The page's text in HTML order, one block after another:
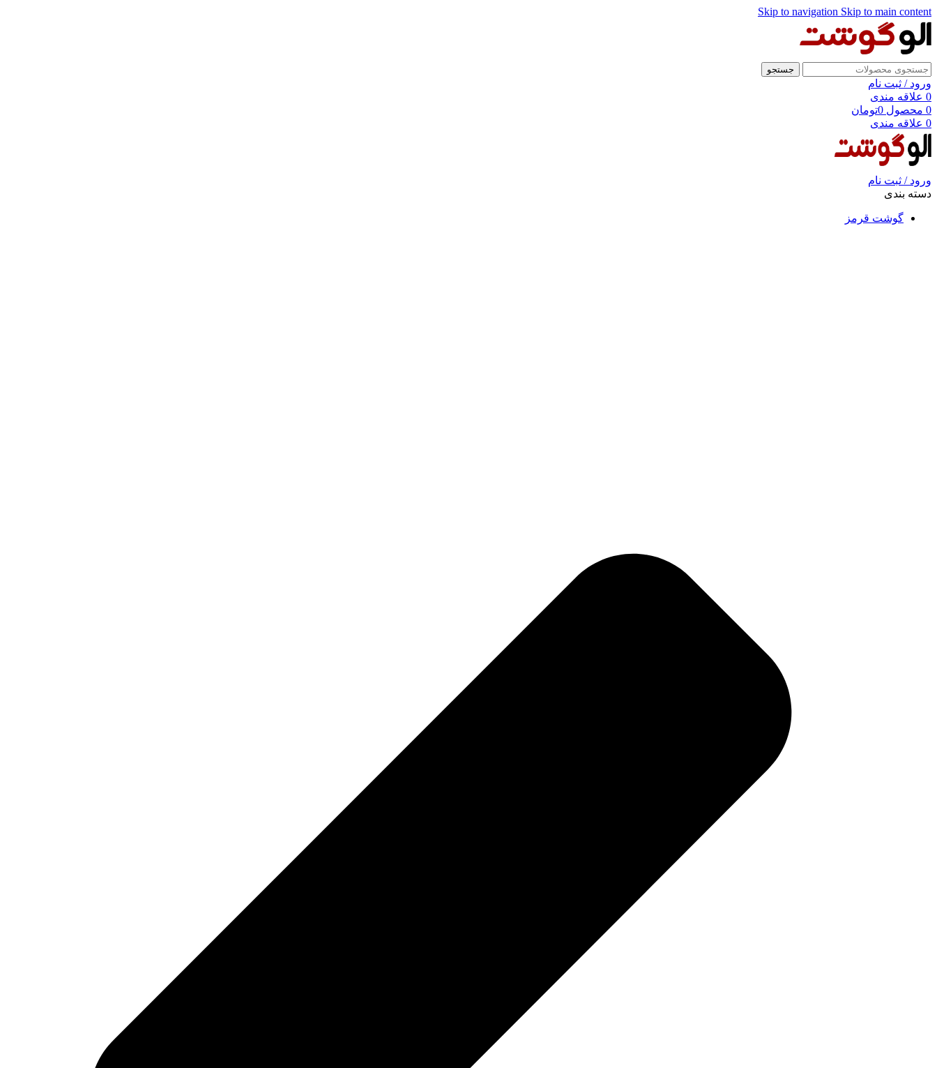
Skip to navigation Skip to main content
جستجو
ورود / ثبت نام
0 علاقه مندی
0 محصول 0تومان
0 علاقه مندی
ورود / ثبت نام
دسته بندی
گوشت قرمز